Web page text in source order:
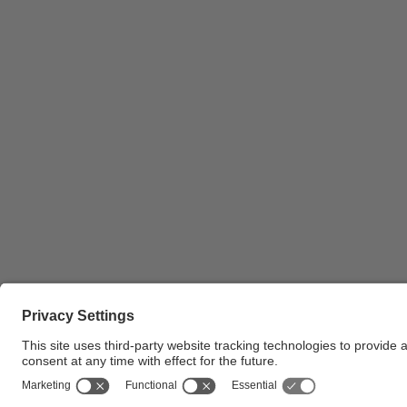
Pla dels plafons de l'exposició instal·lada a l'edifici
de la FME